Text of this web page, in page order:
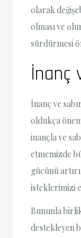
olarak
olması ve
sürdürmesi
İnanç
İnanç ve
oldukça
inançla ve
etmemizde
gücünü
isteklerimizi
Bununla
destekleyen